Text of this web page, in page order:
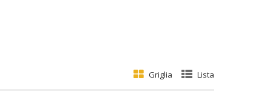
Griglia Lista